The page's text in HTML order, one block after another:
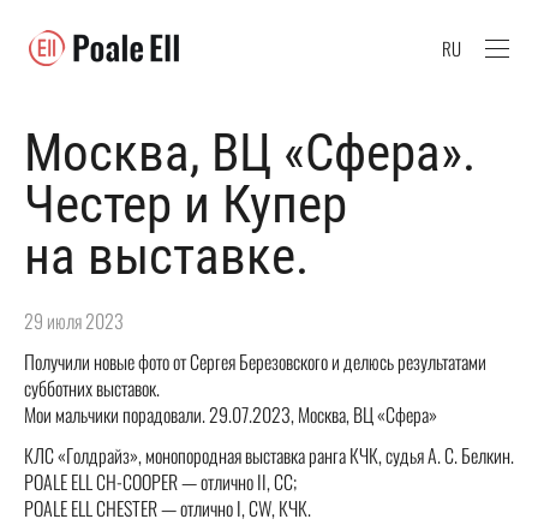
RU
Москва, ВЦ «Сфера».
Честер и Купер
на выставке.
29 июля 2023
Получили новые фото от Сергея Березовского и делюсь результатами
субботних выставок.
Мои мальчики порадовали. 29.07.2023, Москва, ВЦ «Сфера»
КЛС «Голдрайз», монопородная выставка ранга КЧК, судья А. С. Белкин.
POALE ELL CH-COOPER — отлично II, CC;
POALE ELL CHESTER — отлично I, CW, КЧК.